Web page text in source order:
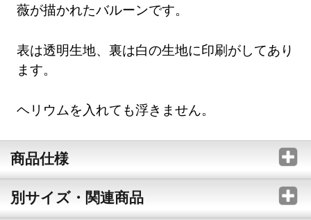
薇が描かれたバルーンです。
表は透明生地、裏は白の生地に印刷がしてあり
ます。
ヘリウムを入れても浮きません。
商品仕様
別サイズ・関連商品